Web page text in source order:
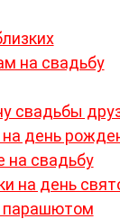
на свадьбу
свадьбы
день
на свадьбу
на день
парашютом